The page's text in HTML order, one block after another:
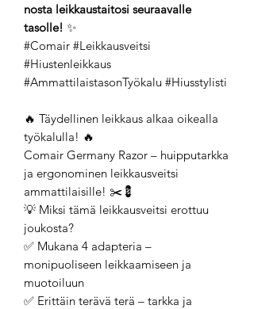
nosta leikkaustaitosi seuraavalle
tasolle! ✨
#Comair #Leikkausveitsi
#Hiustenleikkaus
#AmmattilaistasonTyökalu #Hiusstylisti
🔥 Täydellinen leikkaus alkaa oikealla
työkalulla! 🔥
Comair Germany Razor – huipputarkka
ja ergonominen leikkausveitsi
ammattilaisille! ✂️💈
💡 Miksi tämä leikkausveitsi erottuu
joukosta?
✅ Mukana 4 adapteria –
monipuoliseen leikkaamiseen ja
muotoiluun
✅ Erittäin terävä terä – tarkka ja